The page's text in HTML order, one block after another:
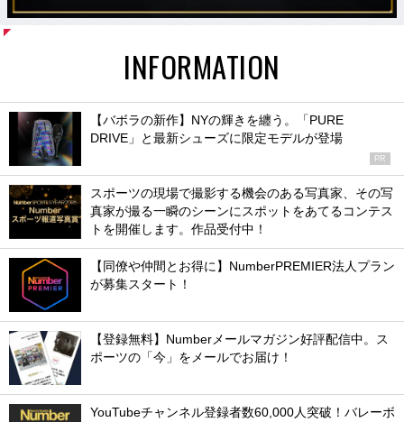
INFORMATION
【バボラの新作】NYの輝きを纏う。「PURE
DRIVE」と最新シューズに限定モデルが登場
PR
スポーツの現場で撮影する機会のある写真家、その写
真家が撮る一瞬のシーンにスポットをあてるコンテス
トを開催します。作品受付中！
【同僚や仲間とお得に】NumberPREMIER法人プラン
が募集スタート！
【登録無料】Numberメールマガジン好評配信中。ス
ポーツの「今」をメールでお届け！
YouTubeチャンネル登録者数60,000人突破！バレーボ